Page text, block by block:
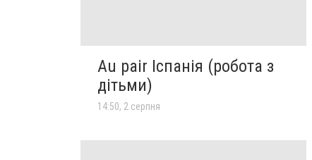
Au pair Іспанія (робота з
дітьми)
14:50, 2 серпня